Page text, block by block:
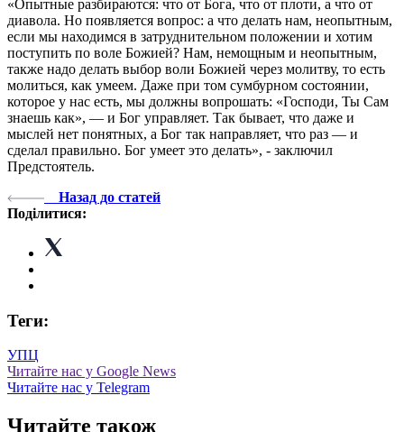
«Опытные разбираются: что от Бога, что от плоти, а что от
диавола. Но появляется вопрос: а что делать нам, неопытным,
если мы находимся в затруднительном положении и хотим
поступить по воле Божией? Нам, немощным и неопытным,
также надо делать выбор воли Божией через молитву, то есть
молиться, как умеем. Даже при том сумбурном состоянии,
которое у нас есть, мы должны вопрошать: «Господи, Ты Сам
знаешь как», — и Бог управляет. Так бывает, что даже и
мыслей нет понятных, а Бог так направляет, что раз — и
сделал правильно. Бог умеет это делать», - заключил
Предстоятель.
Назад до статей
Поділитися:
Теги:
УПЦ
Читайте нас у Google News
Читайте нас у Telegram
Читайте також